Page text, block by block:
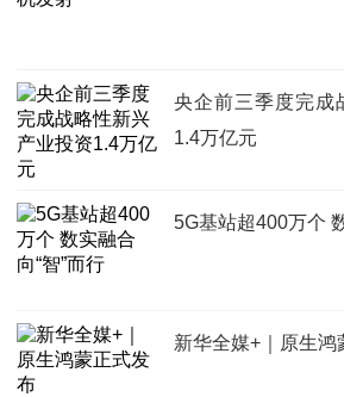
央企前三季度完成
1.4万亿元
5G基站超400万个
新华全媒+｜原生鸿